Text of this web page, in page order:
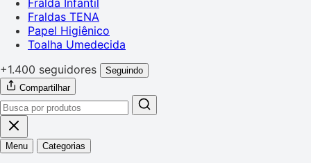
Fraldas TENA
Papel Higiênico
Toalha Umedecida
+1.400 seguidores
Seguindo
Compartilhar
Menu Categorias